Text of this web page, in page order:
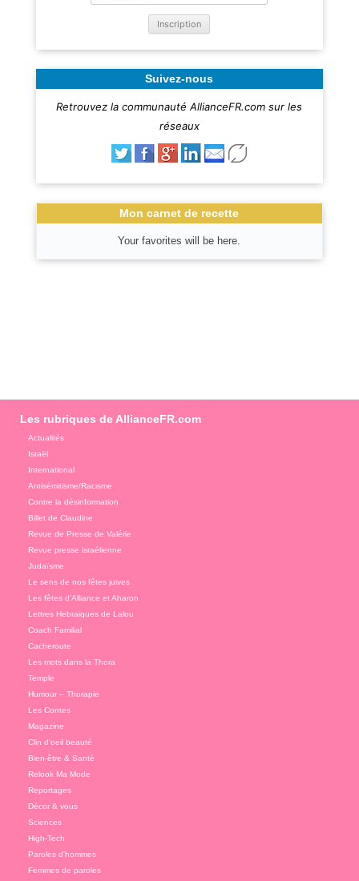
Suivez-nous
Retrouvez la communauté AllianceFR.com sur les
réseaux
Mon carnet de recette
Your favorites will be here.
Les rubriques de AllianceFR.com
Actualités
Israël
International
Antisémitisme/Racisme
Contre la désinformation
Billet de Claudine
Revue de Presse de Valérie
Revue presse israélienne
Judaïsme
Le sens de nos fêtes juives
Les fêtes d'Alliance et Aharon
Lettres Hebraiques de Lalou
Coach Familial
Cacheroute
Les mots dans la Thora
Temple
Humour – Thorapie
Les Contes
Magazine
Clin d'oeil beauté
Bien-être & Santé
Relook Ma Mode
Reportages
Décor & vous
Sciences
High-Tech
Paroles d'hommes
Femmes de paroles